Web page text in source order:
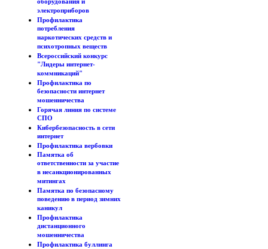
оборудования и
электроприборов
Профилактика
потребления
наркотических средств и
психотропных веществ
Всероссийский конкурс
"Лидеры интернет-
коммникаций"
Профилактика по
безопасности интернет
мошенничества
Горячая линия по системе
СПО
Кибербезопасность в сети
интернет
Профилактика вербовки
Памятка об
ответственности за участие
в несанкционированных
митингах
Памятка по безопасному
поведению в период зимних
каникул
Профилактика
дистанционного
мошенничества
Профилактика буллинга